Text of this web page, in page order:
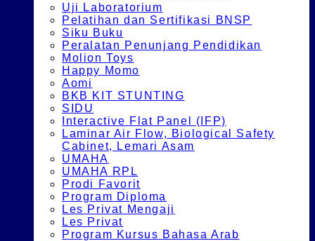
Uji Laboratorium
Pelatihan dan Sertifikasi BNSP
Siku Buku
Peralatan Penunjang Pendidikan
Molion Toys
Happy Momo
Aomi
BKB KIT STUNTING
SIDU
Interactive Flat Panel (IFP)
Laminar Air Flow, Biological Safety
Cabinet, Lemari Asam
UMAHA
UMAHA RPL
Prodi Favorit
Program Diploma
Les Privat Mengaji
Les Privat
Program Kursus Bahasa Arab